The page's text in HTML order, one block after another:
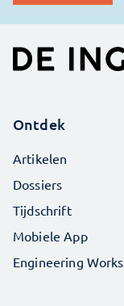
Ontdek
Artikelen
Dossiers
Tijdschrift
Mobiele App
Engineering Works